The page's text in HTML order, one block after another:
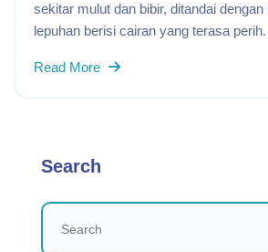
sekitar mulut dan bibir, ditandai
lepuhan berisi cairan yang terasa
Read More
Search